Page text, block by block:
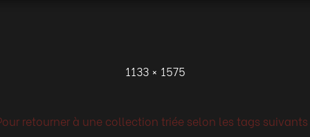
1133 × 1575
retourner à une collection triée selon les tags suivants